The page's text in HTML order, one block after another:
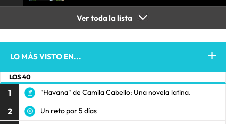
Ver toda la lista
LO MÁS VISTO EN...
LOS 40
1 "Havana" de Camila Cabello: Una novela latina.
2 Un reto por 5 días